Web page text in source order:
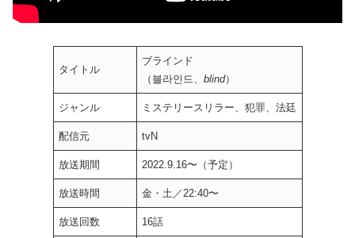
タイトル
ブラインド
（블라인드、 blind）
ジャンル ミステリースリラー、犯罪、法廷
配信元 tvN
放送期間 2022.9.16〜（予定）
放送時間 金・土／22:40〜
放送回数 16話